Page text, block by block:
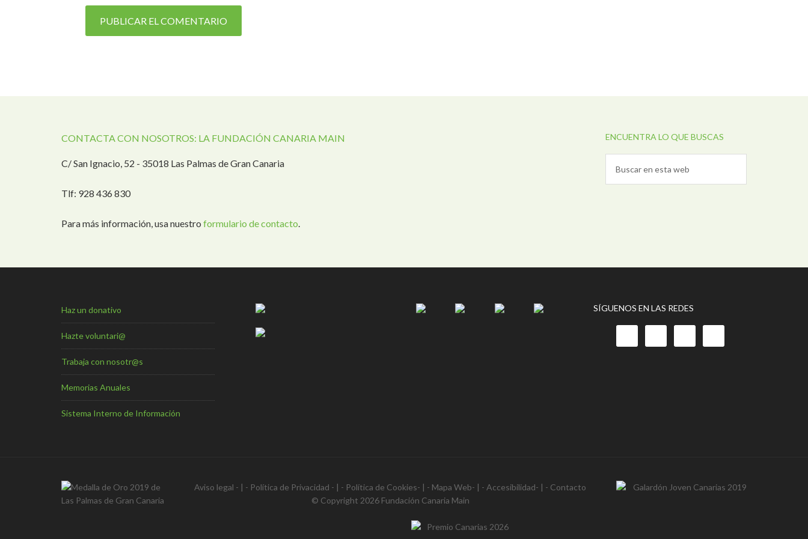
CONTACTA CON NOSOTROS: LA FUNDACIÓN CANARIA MAIN
C/ San Ignacio, 52 - 35018 Las Palmas de Gran Canaria
Tlf: 928 436 830
Para más información, usa nuestro formulario de contacto
ENCUENTRA LO QUE BUSCAS
Haz un donativo
Hazte voluntari@
Trabaja con nosotr@s
Memorias Anuales
Sistema Interno de Información
SÍGUENOS EN LAS REDES
Aviso legal - | - Política de Privacidad - | - Política de Cookies- | - Mapa Web- | - Accesibilidad- | - Contacto
© Copyright 2026 Fundación Canaria Main